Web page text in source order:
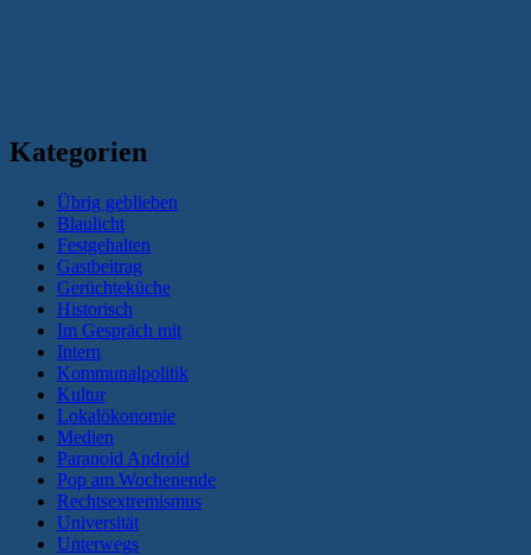
Kategorien
Übrig geblieben
Blaulicht
Festgehalten
Gastbeitrag
Gerüchteküche
Historisch
Im Gespräch mit
Intern
Kommunalpolitik
Kultur
Lokalökonomie
Medien
Paranoid Android
Pop am Wochenende
Rechtsextremismus
Universität
Unterwegs